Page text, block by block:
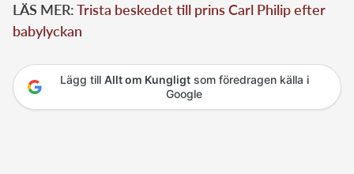
LÄS MER:Trista beskedet till prins Carl Philip efter
babylyckan
Lägg till Allt om Kungligtsom föredragen källa i
Google